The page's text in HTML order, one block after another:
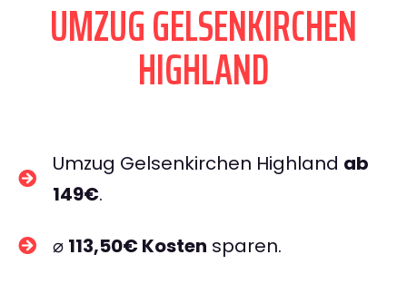
UMZUG GELSENKIRCHEN
HIGHLAND
Umzug Gelsenkirchen Highland ab
149€.
⌀ 113,50€ Kosten sparen.